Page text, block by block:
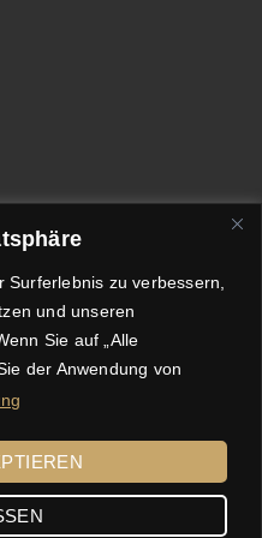
zu verbessern,
und unseren
Sie auf „Alle
der Anwendung von
Impressum
Alle Rechte vorbehalten